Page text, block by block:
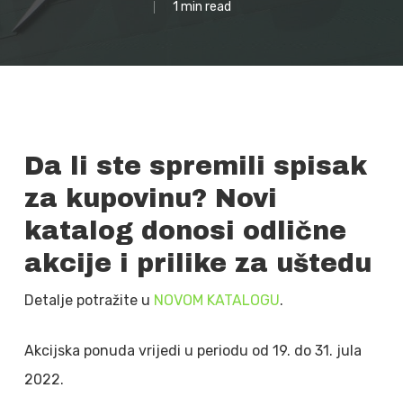
1 min read
Da li ste spremili spisak
za kupovinu? Novi
katalog donosi odlične
akcije i prilike za uštedu
Detalje potražite u NOVOM KATALOGU.
Akcijska ponuda vrijedi u periodu od 19. do 31. jula
2022.